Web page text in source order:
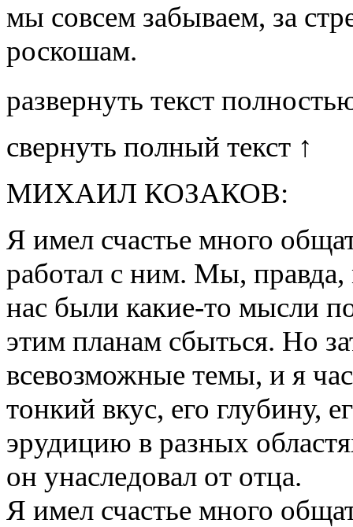
мы совсем забываем, за
роскошам.
развернуть текст
свернуть полный текст ↑
МИХАИЛ КОЗАКОВ:
Я имел счастье много
работал с ним. Мы,
нас были какие-то мысли
этим планам сбыться. Но
всевозможные темы, и я
тонкий вкус, его глубину,
эрудицию в разных
он унаследовал от отца.
Я имел счастье много